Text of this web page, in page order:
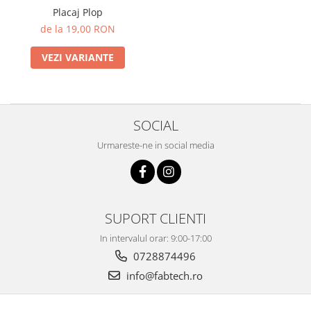
PET-G
Policarbonat Compact
Transparent
Placaj Plop
de la 19,00 RON
VEZI VARIANTE
SOCIAL
Urmareste-ne in social media
SUPORT CLIENTI
In intervalul orar: 9:00-17:00
0728874496
info@fabtech.ro